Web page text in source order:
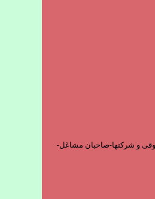
حقوقی و شرکتها-صاحبان مشاغل-